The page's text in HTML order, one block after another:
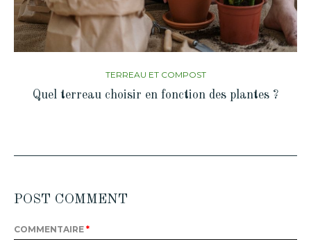
TERREAU ET COMPOST
Quel terreau choisir en fonction des plantes ?
POST COMMENT
COMMENTAIRE *